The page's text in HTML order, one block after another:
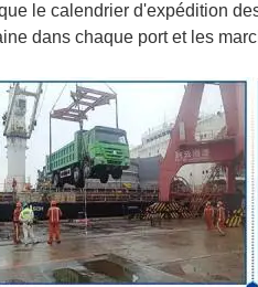
le calendrier d'expédition
dans chaque port et les